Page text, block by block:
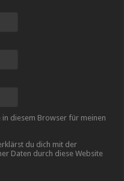
in diesem Browser für meinen
du dich mit der
Daten durch diese Website